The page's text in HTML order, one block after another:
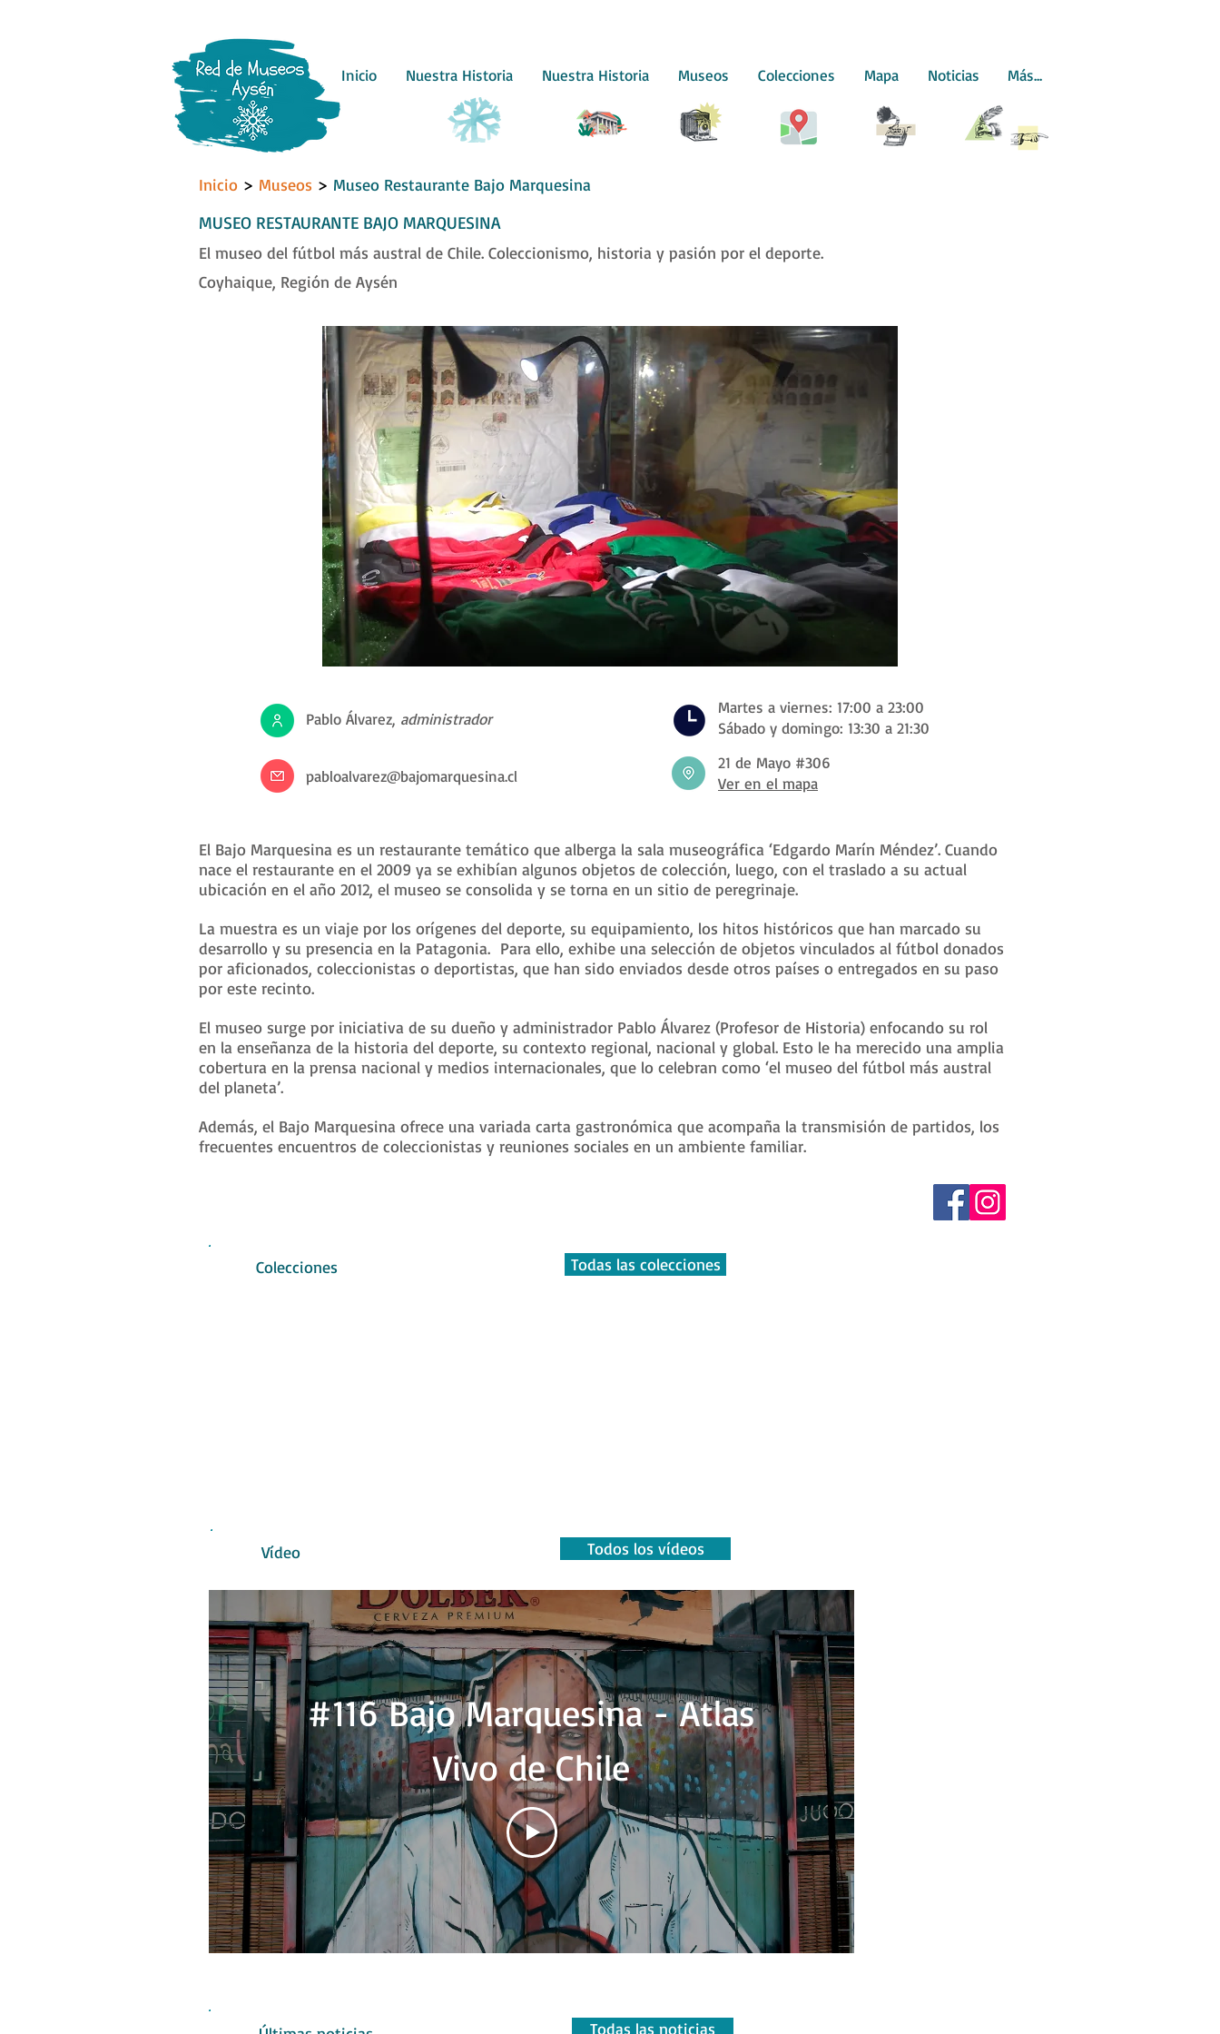
Inicio Nuestra Historia Nuestra Historia Museos Colecciones Mapa Noticias Más...
Inicio > Museos > Museo Restaurante Bajo Marquesina
MUSEO RESTAURANTE BAJO MARQUESINA
El museo del fútbol más austral de Chile. Coleccionismo, historia y pasión por el deporte.
Coyhaique, Región de Aysén
Pablo Álvarez, administrador
Martes a viernes: 17:00 a 23:00
Sábado y domingo: 13:30 a 21:30
pabloalvarez@bajomarquesina.cl
21 de Mayo #306
Ver en el mapa
El Bajo Marquesina es un restaurante temático que alberga la sala museográfica ‘Edgardo Marín Méndez’. Cuando
nace el restaurante en el 2009 ya se exhibían algunos objetos de colección, luego, con el traslado a su actual
ubicación en el año 2012, el museo se consolida y se torna en un sitio de peregrinaje.
La muestra es un viaje por los orígenes del deporte, su equipamiento, los hitos históricos que han marcado su
desarrollo y su presencia en la Patagonia. Para ello, exhibe una selección de objetos vinculados al fútbol donados
por aficionados, coleccionistas o deportistas, que han sido enviados desde otros países o entregados en su paso
por este recinto.
El museo surge por iniciativa de su dueño y administrador Pablo Álvarez (Profesor de Historia) enfocando su rol
en la enseñanza de la historia del deporte, su contexto regional, nacional y global. Esto le ha merecido una amplia
cobertura en la prensa nacional y medios internacionales, que lo celebran como ‘el museo del fútbol más austral
del planeta’.
Además, el Bajo Marquesina ofrece una variada carta gastronómica que acompaña la transmisión de partidos, los
frecuentes encuentros de coleccionistas y reuniones sociales en un ambiente familiar.
Colecciones Todas las colecciones
Vídeo Todos los vídeos
#116 Bajo Marquesina - Atlas
Vivo de Chile
Todas las noticias